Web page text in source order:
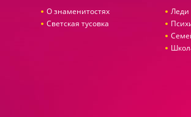
О знаменитостях
Светская тусовка
Леди